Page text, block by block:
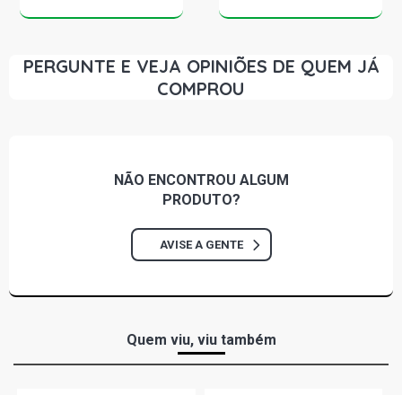
PERGUNTE E VEJA OPINIÕES DE QUEM JÁ
COMPROU
NÃO ENCONTROU ALGUM
PRODUTO?
AVISE A GENTE
Quem viu, viu também